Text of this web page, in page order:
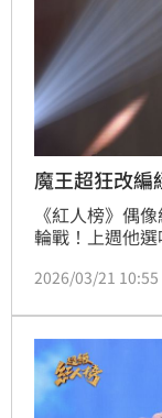
魔王超狂改
《紅人榜》偶
輪戰！上週他
「創作歌手」，
知名創作作品
望》，唱出濃
的不是歌，是
2026/03/21 10:55